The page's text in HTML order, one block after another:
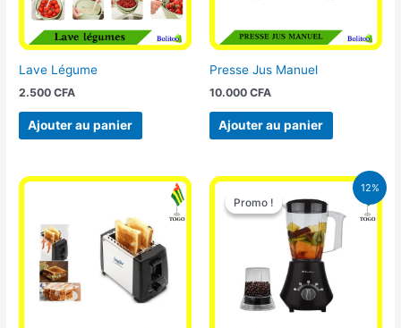
Lave Légume
2.500CFA
Ajouter au panier
Presse Jus Manuel
10.000 CFA
Ajouter au panier
12%
Promo !
Promo !
Le
prix
initial
était :
25.000 CFA.
Le
prix
actuel
est :